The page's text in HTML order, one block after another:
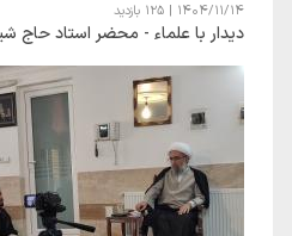
1404/11/14
| 125 بازدید
دیدار با علماء - محضر استاد حاج